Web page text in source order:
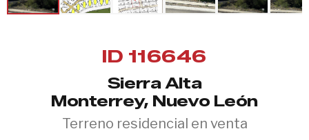
ID 116646
Sierra Alta
Monterrey, Nuevo León
Terreno residencial en venta